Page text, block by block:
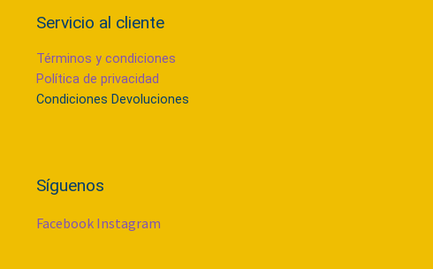
Servicio al cliente
Términos y condiciones
Política de privacidad
Condiciones Devoluciones
Síguenos
Facebook Instagram